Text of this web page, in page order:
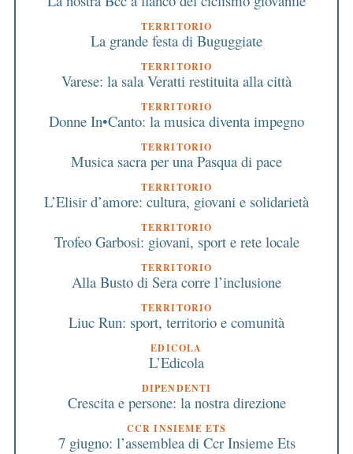
TERRITORIO
La grande festa di Buguggiate
TERRITORIO
Varese: la sala Veratti restituita alla città
TERRITORIO
Donne In•Canto: la musica diventa impegno
TERRITORIO
Musica sacra per una Pasqua di pace
TERRITORIO
L’Elisir d’amore: cultura, giovani e solidarietà
TERRITORIO
Trofeo Garbosi: giovani, sport e rete locale
TERRITORIO
Alla Busto di Sera corre l’inclusione
TERRITORIO
Liuc Run: sport, territorio e comunità
EDICOLA
L’Edicola
DIPENDENTI
Crescita e persone: la nostra direzione
CCR INSIEME ETS
7 giugno: l’assemblea di Ccr Insieme Ets